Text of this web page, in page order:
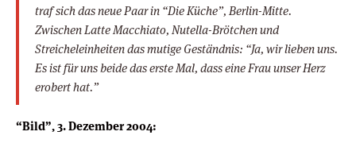
traf sich das neue Paar in “Die Küche”, Berlin-Mitte.
Zwischen Latte Macchiato, Nutella-Brötchen und
Streicheleinheiten das mutige Geständnis: “Ja, wir lieben uns.
Es ist für uns beide das erste Mal, dass eine Frau unser Herz
erobert hat.”
“Bild”, 3. Dezember 2004: